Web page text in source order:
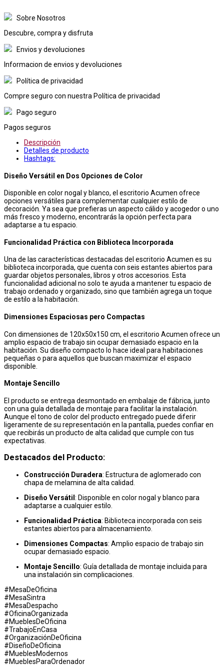
Sobre Nosotros
Descubre, compra y disfruta
Envios y devoluciones
Informacion de envios y devoluciones
Política de privacidad
Compre seguro con nuestra Política de privacidad
Pago seguro
Pagos seguros
Descripción
Detalles de producto
Hashtags:
Diseño Versátil en Dos Opciones de Color
Disponible en color nogal y blanco, el escritorio Acumen ofrece
opciones versátiles para complementar cualquier estilo de
decoración. Ya sea que prefieras un aspecto cálido y acogedor o uno
más fresco y moderno, encontrarás la opción perfecta para
adaptarse a tu espacio.
Funcionalidad Práctica con Biblioteca Incorporada
Una de las características destacadas del escritorio Acumen es su
biblioteca incorporada, que cuenta con seis estantes abiertos para
guardar objetos personales, libros y otros accesorios. Esta
funcionalidad adicional no solo te ayuda a mantener tu espacio de
trabajo ordenado y organizado, sino que también agrega un toque
de estilo a la habitación.
Dimensiones Espaciosas pero Compactas
Con dimensiones de 120x50x150 cm, el escritorio Acumen ofrece un
amplio espacio de trabajo sin ocupar demasiado espacio en la
habitación. Su diseño compacto lo hace ideal para habitaciones
pequeñas o para aquellos que buscan maximizar el espacio
disponible.
Montaje Sencillo
El producto se entrega desmontado en embalaje de fábrica, junto
con una guía detallada de montaje para facilitar la instalación.
Aunque el tono de color del producto entregado puede diferir
ligeramente de su representación en la pantalla, puedes confiar en
que recibirás un producto de alta calidad que cumple con tus
expectativas.
Destacados del Producto:
Construcción Duradera: Estructura de aglomerado con
chapa de melamina de alta calidad.
Diseño Versátil: Disponible en color nogal y blanco para
adaptarse a cualquier estilo.
Funcionalidad Práctica: Biblioteca incorporada con seis
estantes abiertos para almacenamiento.
Dimensiones Compactas: Amplio espacio de trabajo sin
ocupar demasiado espacio.
Montaje Sencillo: Guía detallada de montaje incluida para
una instalación sin complicaciones.
#MesaDeOficina
#MesaSintra
#MesaDespacho
#OficinaOrganizada
#MueblesDeOficina
#TrabajoEnCasa
#OrganizaciónDeOficina
#DiseñoDeOficina
#MueblesModernos
#MueblesParaOrdenador